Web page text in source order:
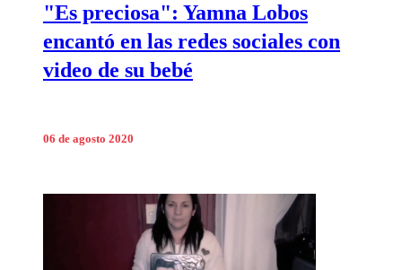
"Es preciosa": Yamna Lobos
encantó en las redes sociales con
video de su bebé
06 de agosto 2020